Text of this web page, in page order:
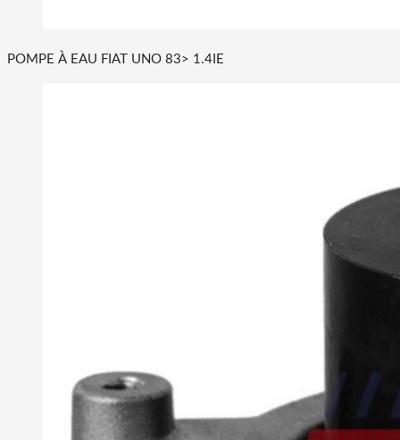
POMPE À EAU FIAT UNO 83> 1.4IE